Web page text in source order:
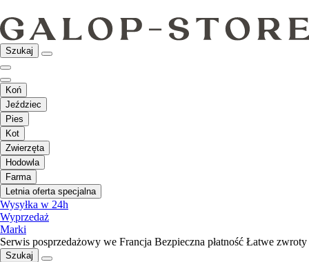
Szukaj
Koń
Jeździec
Pies
Kot
Zwierzęta
Hodowla
Farma
Letnia oferta specjalna
Wysyłka w 24h
Wyprzedaż
Marki
Serwis posprzedażowy we Francja Bezpieczna płatność Łatwe zwroty
Szukaj